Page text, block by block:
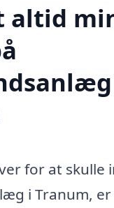
altid
for at skulle
i Tranum,